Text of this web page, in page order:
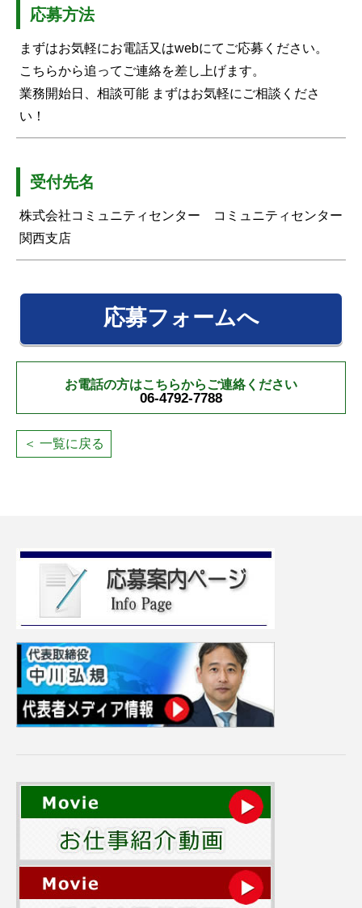
応募方法
まずはお気軽にお電話又はwebにてご応募ください。
こちらから追ってご連絡を差し上げます。
業務開始日、相談可能 まずはお気軽にご相談くださ
い！
受付先名
株式会社コミュニティセンター コミュニティセンター
関西支店
応募フォームへ
お電話の方はこちらからご連絡ください
06-4792-7788
＜ 一覧に戻る